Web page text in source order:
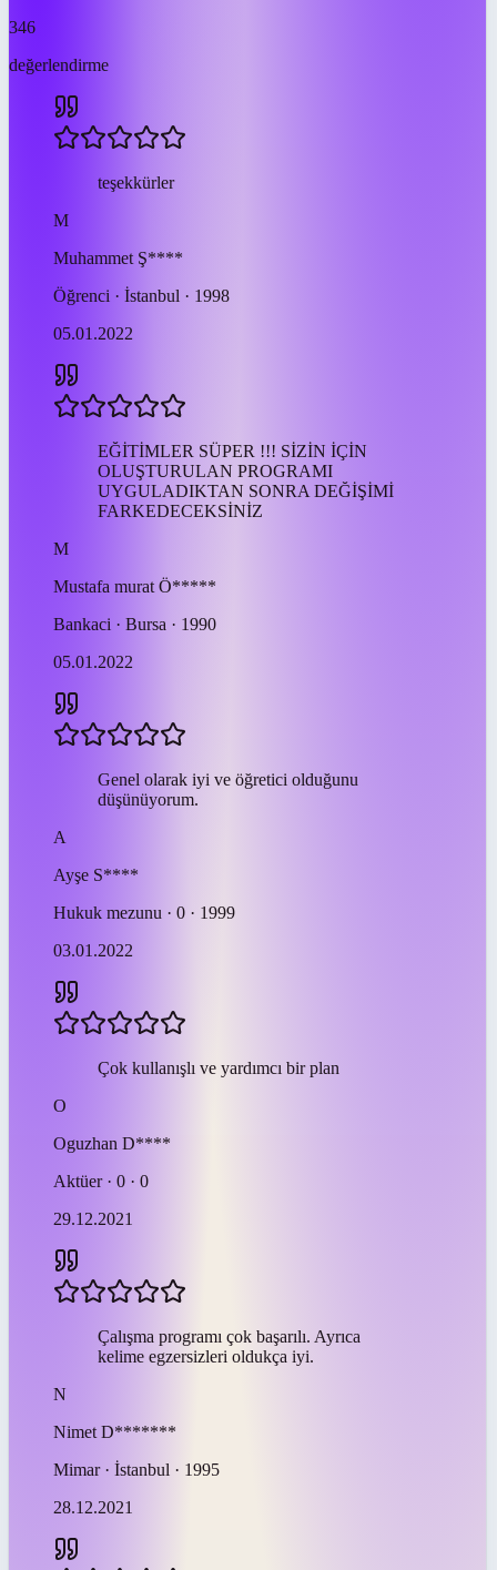
346
değerlendirme
teşekkürler
M
Muhammet Ş****
Öğrenci · İstanbul · 1998
05.01.2022
EĞİTİMLER SÜPER !!! SİZİN İÇİN
OLUŞTURULAN PROGRAMI
UYGULADIKTAN SONRA DEĞİŞİMİ
FARKEDECEKSİNİZ
M
Mustafa murat Ö*****
Bankaci · Bursa · 1990
05.01.2022
Genel olarak iyi ve öğretici olduğunu
düşünüyorum.
A
Ayşe S****
Hukuk mezunu · 0 · 1999
03.01.2022
Çok kullanışlı ve yardımcı bir plan
O
Oguzhan D****
Aktüer · 0 · 0
29.12.2021
Çalışma programı çok başarılı. Ayrıca
kelime egzersizleri oldukça iyi.
N
Nimet D*******
Mimar · İstanbul · 1995
28.12.2021